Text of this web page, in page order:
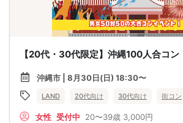
【20代・30代限定】沖縄100人合コン
沖縄市 | 8月30日(日) 18:30〜
LAND 20代向け 30代向け 街コン
女性 受付中 20〜39歳 3,000円